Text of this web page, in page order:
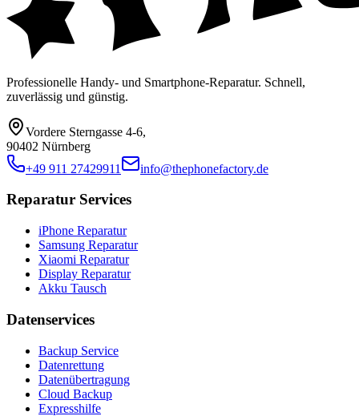
Professionelle Handy- und Smartphone-Reparatur. Schnell,
zuverlässig und günstig.
Vordere Sterngasse 4-6,
90402 Nürnberg
+49 911 27429911
info@thephonefactory.de
Reparatur Services
iPhone Reparatur
Samsung Reparatur
Xiaomi Reparatur
Display Reparatur
Akku Tausch
Datenservices
Backup Service
Datenrettung
Datenübertragung
Cloud Backup
Expresshilfe